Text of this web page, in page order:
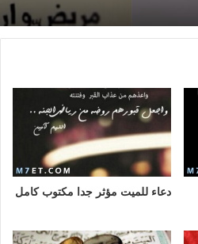
دعاء للميت مؤثر جدا مكتوب كامل